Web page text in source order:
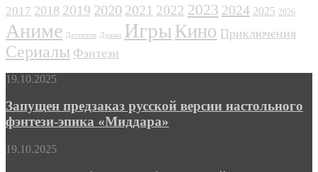
2017 2018 2019 2020 2021 2022 2023 2024 2025 2026
Аниме Детектив Драма ИгрыКино Приключения
Сериалы Фэнтези
Запущен
русской
версии
настольного
эпика
19.10.2025
Запущен предзаказ русской версии настольного
фэнтези-эпика «Миддара»
Age
19.10.2025